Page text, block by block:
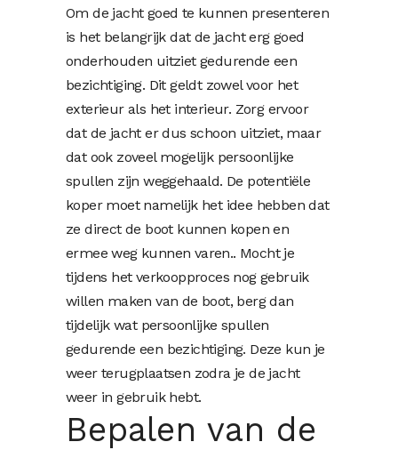
Om de jacht goed te kunnen presenteren
is het belangrijk dat de jacht erg goed
onderhouden uitziet gedurende een
bezichtiging. Dit geldt zowel voor het
exterieur als het interieur. Zorg ervoor
dat de jacht er dus schoon uitziet, maar
dat ook zoveel mogelijk persoonlijke
spullen zijn weggehaald. De potentiële
koper moet namelijk het idee hebben dat
ze direct de boot kunnen kopen en
ermee weg kunnen varen.. Mocht je
tijdens het verkoopproces nog gebruik
willen maken van de boot, berg dan
tijdelijk wat persoonlijke spullen
gedurende een bezichtiging. Deze kun je
weer terugplaatsen zodra je de jacht
weer in gebruik hebt.
Bepalen van de